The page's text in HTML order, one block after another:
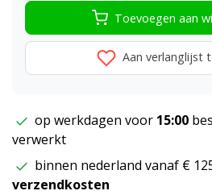
Toevoegen aan
Aan verlanglijst
op werkdagen voor 15:00
verwerkt
binnen nederland vanaf €
verzendkosten